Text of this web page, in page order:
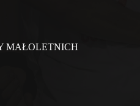
MAŁOLETNICH